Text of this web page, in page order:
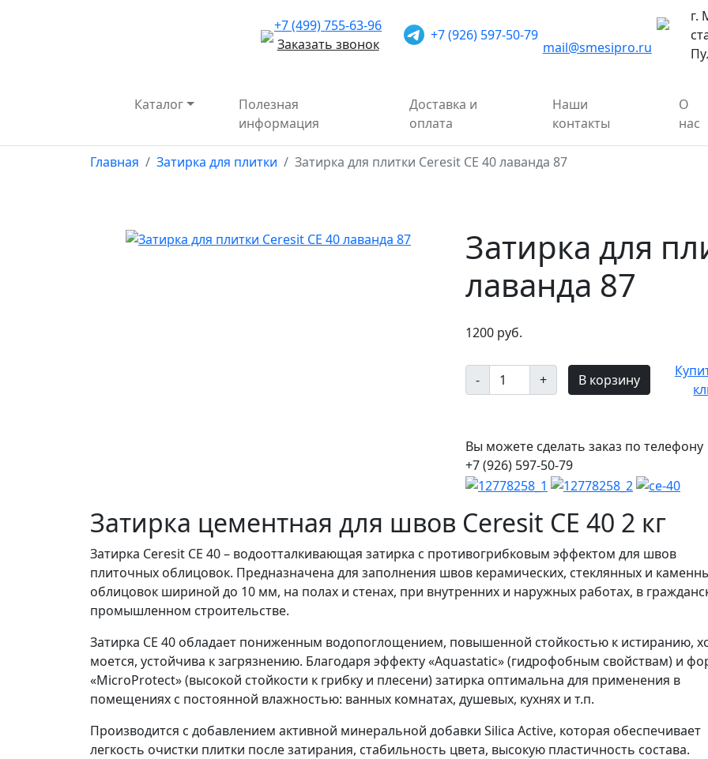
+7 (499) 755-63-96
Заказать звонок
+7 (926) 597-50-79
mail@smesipro.ru
г.
Каталог
Полезная
информация
Доставка и
оплата
Наши
контакты
О
нас
Главная Затирка для плитки Затирка для плитки Ceresit СЕ 40 лаванда 87
Затирка для
лаванда 87
1200 руб.
- +
Вы можете сделать заказ по телефону
+7 (926) 597-50-79
Затирка цементная для швов Ceresit CE 40 2 кг
Затирка Ceresit CE 40 – водоотталкивающая затирка с противогрибковым эффектом для швов
плиточных облицовок. Предназначена для заполнения швов керамических, стеклянных и
облицовок шириной до 10 мм, на полах и стенах, при внутренних и наружных работах, в
промышленном строительстве.
Затирка CE 40 обладает пониженным водопоглощением, повышенной стойкостью к истиранию,
моется, устойчива к загрязнению. Благодаря эффекту «Aquastatic» (гидрофобным свойствам) и
«MicroProtect» (высокой стойкости к грибку и плесени) затирка оптимальна для применения в
помещениях с постоянной влажностью: ванных комнатах, душевых, кухнях и т.п.
Производится с добавлением активной минеральной добавки Silica Active, которая обеспечивает
легкость очистки плитки после затирания, стабильность цвета, высокую пластичность состава.